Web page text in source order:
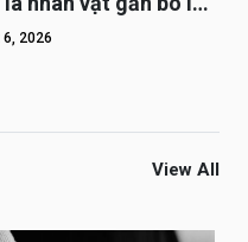
2026
View All